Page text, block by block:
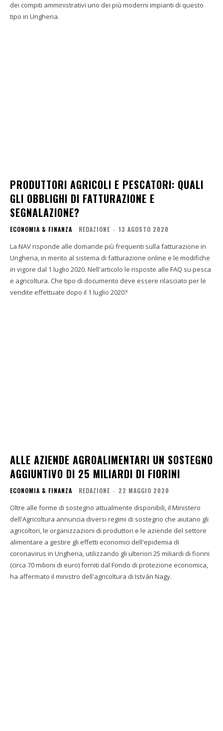
dei compiti amministrativi uno dei più moderni impianti di questo
tipo in Ungheria.
PRODUTTORI AGRICOLI E PESCATORI: QUALI
GLI OBBLIGHI DI FATTURAZIONE E
SEGNALAZIONE?
ECONOMIA & FINANZA REDAZIONE - 13 AGOSTO 2020
La NAV risponde alle domande più frequenti sulla fatturazione in
Ungheria, in merito al sistema di fatturazione online e le modifiche
in vigore dal 1 luglio 2020. Nell'articolo le risposte alle FAQ su pesca
e agricoltura. Che tipo di documento deve essere rilasciato per le
vendite effettuate dopo il 1 luglio 2020?
ALLE AZIENDE AGROALIMENTARI UN SOSTEGNO
AGGIUNTIVO DI 25 MILIARDI DI FIORINI
ECONOMIA & FINANZA REDAZIONE - 22 MAGGIO 2020
Oltre alle forme di sostegno attualmente disponibili, il Ministero
dell'Agricoltura annuncia diversi regimi di sostegno che aiutano gli
agricoltori, le organizzazioni di produttori e le aziende del settore
alimentare a gestire gli effetti economici dell'epidemia di
coronavirus in Ungheria, utilizzando gli ulteriori 25 miliardi di fiorini
(circa 70 milioni di euro) forniti dal Fondo di protezione economica,
ha affermato il ministro dell'agricoltura di István Nagy.